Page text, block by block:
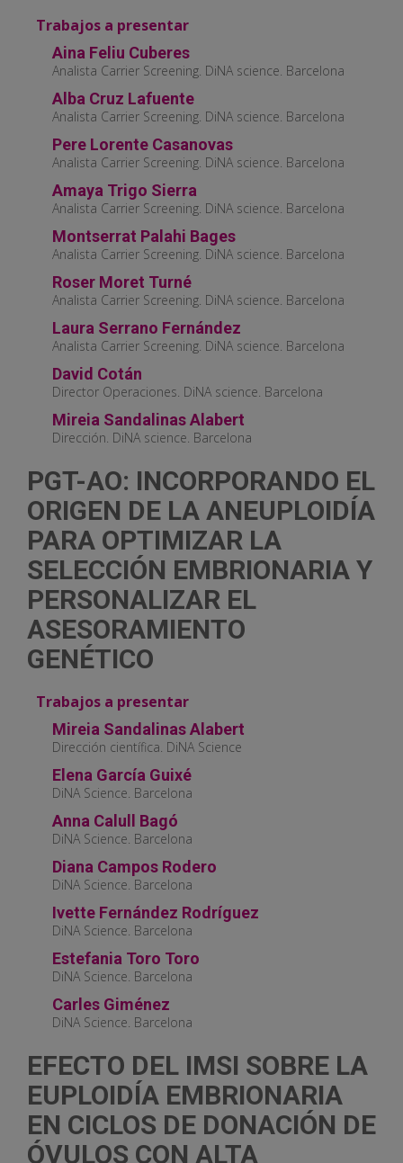
Trabajos a presentar
Aina Feliu Cuberes
Analista Carrier Screening. DiNA science. Barcelona
Alba Cruz Lafuente
Analista Carrier Screening. DiNA science. Barcelona
Pere Lorente Casanovas
Analista Carrier Screening. DiNA science. Barcelona
Amaya Trigo Sierra
Analista Carrier Screening. DiNA science. Barcelona
Montserrat Palahi Bages
Analista Carrier Screening. DiNA science. Barcelona
Roser Moret Turné
Analista Carrier Screening. DiNA science. Barcelona
Laura Serrano Fernández
Analista Carrier Screening. DiNA science. Barcelona
David Cotán
Director Operaciones. DiNA science. Barcelona
Mireia Sandalinas Alabert
Dirección. DiNA science. Barcelona
PGT-AO: INCORPORANDO EL
ORIGEN DE LA ANEUPLOIDÍA
PARA OPTIMIZAR LA
SELECCIÓN EMBRIONARIA Y
PERSONALIZAR EL
ASESORAMIENTO
GENÉTICO
Trabajos a presentar
Mireia Sandalinas Alabert
Dirección científica. DiNA Science
Elena García Guixé
DiNA Science. Barcelona
Anna Calull Bagó
DiNA Science. Barcelona
Diana Campos Rodero
DiNA Science. Barcelona
Ivette Fernández Rodríguez
DiNA Science. Barcelona
Estefania Toro Toro
DiNA Science. Barcelona
Carles Giménez
DiNA Science. Barcelona
EFECTO DEL IMSI SOBRE LA
EUPLOIDÍA EMBRIONARIA
EN CICLOS DE DONACIÓN DE
ÓVULOS CON ALTA